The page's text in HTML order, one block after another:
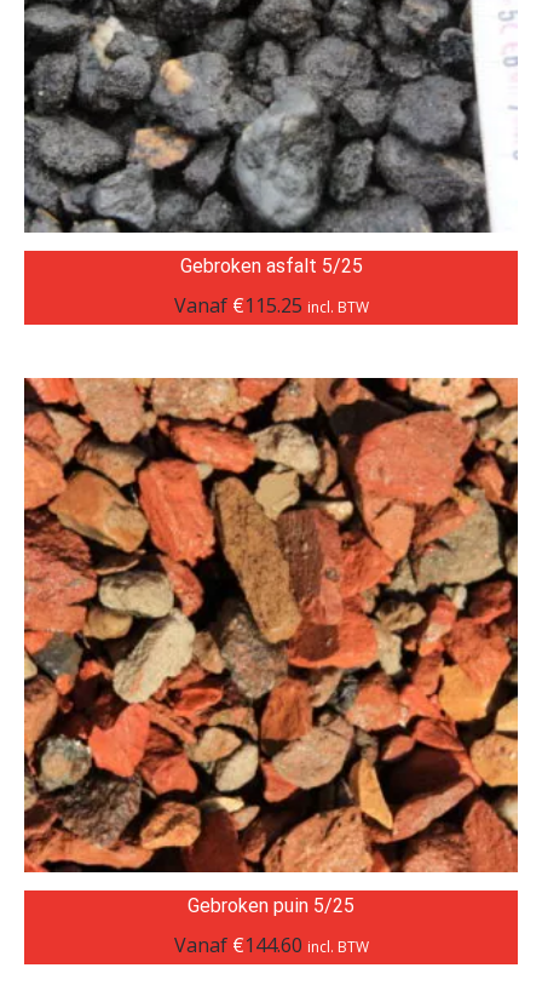
Gebroken asfalt 5/25
Vanaf €115.25 incl. BTW
Gebroken puin 5/25
Vanaf €144.60 incl. BTW